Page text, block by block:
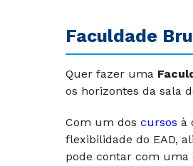
Faculdade
Quer fazer uma F
os horizontes da sala
Com um dos cursos à
flexibilidade do EAD,
pode contar com uma